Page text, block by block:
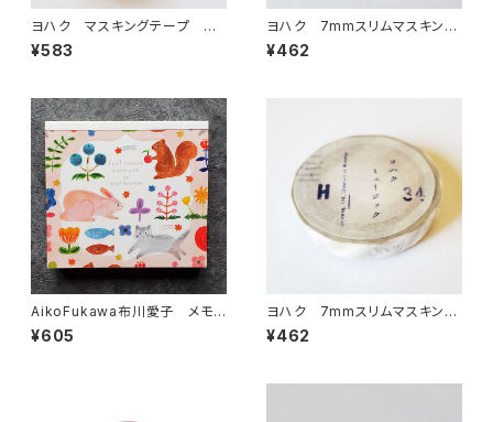
ヨハク マスキングテープ ア
キノソラ Y-054
¥583
ヨハク 7mmスリムマスキング
テープ アジサイ L-006
¥462
AikoFukawa布川愛子 メモ
帳 ブロックメモ feel natur
e ピンク
¥605
ヨハク 7mmスリムマスキング
テープ ミュージック L-011
¥462